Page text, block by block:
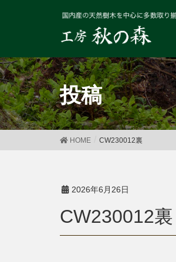
投稿
HOME CW230012裏
2026年6月26日
CW230012裏